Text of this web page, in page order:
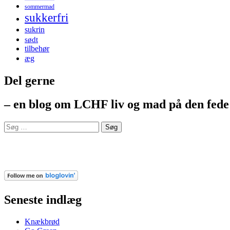
sommermad
sukkerfri
sukrin
sødt
tilbehør
æg
Del gerne
– en blog om LCHF liv og mad på den
Søg
efter:
Seneste indlæg
Knækbrød